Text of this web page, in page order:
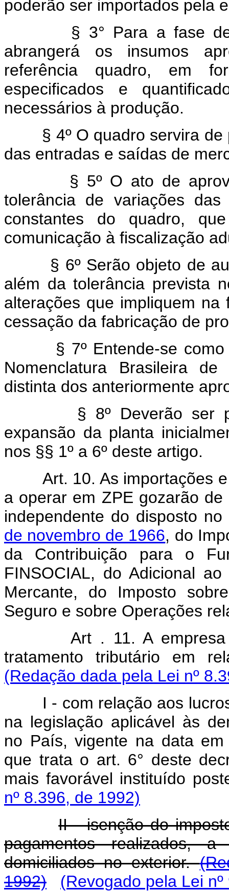
poderão ser importados pela
§ 3° Para a fase
abrangerá os insumos
referência quadro, em
especificados e
necessários à produção.
§ 4º O quadro servira de
das entradas e saídas de
§ 5º O ato de
tolerância de variações
constantes do quadro,
comunicação à fiscalização
§ 6º Serão objeto de
além da tolerância prevista
alterações que impliquem
cessação da fabricação de
§ 7º Entende-se como
Nomenclatura Brasileira
distinta dos anteriormente
§ 8º Deverão ser
expansão da planta
nos §§ 1º a 6º deste artigo.
Art. 10. As importações e
a operar em ZPE gozarão
independente do disposto no
de novembro de 1966, do
da Contribuição para o
FINSOCIAL, do Adicional
Mercante, do Imposto
Seguro e sobre Operações
Art . 11. A
tratamento tributário em
(Redação dada pela Lei nº
I - com relação aos
na legislação aplicável às
no País, vigente na data
que trata o art. 6° deste
mais favorável instituído
nº 8.396, de 1992)
II - isenção do
pagamentos realizados,
domiciliados no exterior.
1992)
(Revogado pela Lei